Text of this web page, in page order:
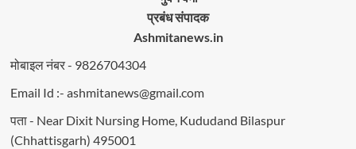
प्रबंध संपादक
Ashmitanews.in
मोबाइल नंबर - 9826704304
Email Id :- ashmitanews@gmail.com
पता - Near Dixit Nursing Home, Kududand Bilaspur
(Chhattisgarh) 495001